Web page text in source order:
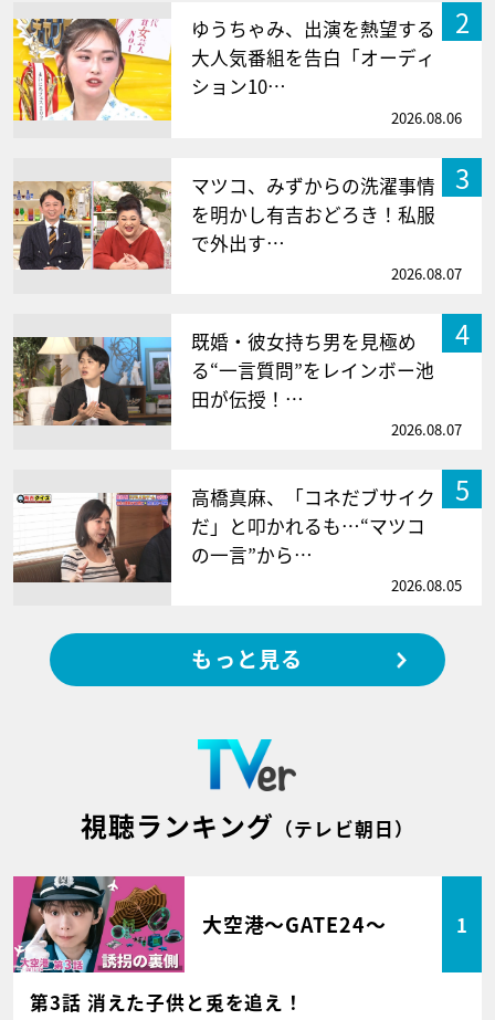
2
ゆうちゃみ、出演を熱望する
大人気番組を告白「オーディ
ション10…
2026.08.06
3
マツコ、みずからの洗濯事情
を明かし有吉おどろき！私服
で外出す…
2026.08.07
4
既婚・彼女持ち男を見極め
る“一言質問”をレインボー池
田が伝授！…
2026.08.07
5
高橋真麻、「コネだブサイク
だ」と叩かれるも…“マツコ
の一言”から…
2026.08.05
もっと見る
視聴ランキング （テレビ朝日）
大空港～GATE24～ 1
第3話 消えた子供と兎を追え！